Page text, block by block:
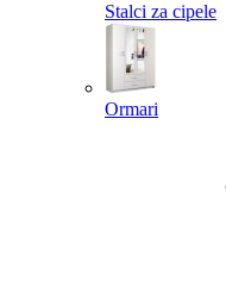
Stalci za cipele
Ormari